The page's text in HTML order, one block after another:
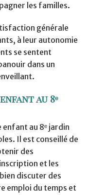
les familles.
générale
à leur autonomie
se sentent
dans un
au 8ᵉ
au 8ᵉ jardin
Il est conseillé de
des
et les
discuter des
emploi du temps et